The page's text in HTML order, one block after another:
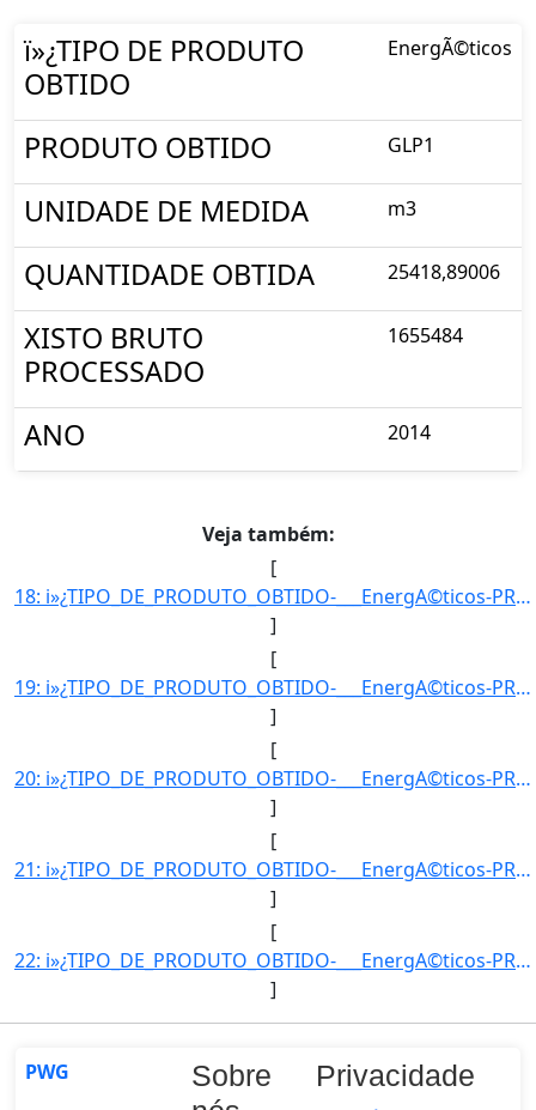
ï»¿TIPO DE PRODUTO
OBTIDO
EnergÃ©ticos
PRODUTO OBTIDO GLP1
UNIDADE DE MEDIDA m3
QUANTIDADE OBTIDA 25418,89006
XISTO BRUTO
PROCESSADO
1655484
ANO 2014
Veja também:
[
18: i»¿TIPO_DE_PRODUTO_OBTIDO-___EnergA©ticos-PRODUTO_OBTIDO-GLP1-UNIDADE_DE_MEDIDA-m3-QUANTIDADE_OBTIDA]
]
[
19: i»¿TIPO_DE_PRODUTO_OBTIDO-___EnergA©ticos-PRODUTO_OBTIDO-GLP1-UNIDADE_DE_MEDIDA-m3-QUANTIDADE_OBTIDA]
]
[
20: i»¿TIPO_DE_PRODUTO_OBTIDO-___EnergA©ticos-PRODUTO_OBTIDO-GLP1-UNIDADE_DE_MEDIDA-m3-QUANTIDADE_OBTIDA]
]
[
21: i»¿TIPO_DE_PRODUTO_OBTIDO-___EnergA©ticos-PRODUTO_OBTIDO-A“leo_combustA­vel-UNIDADE_DE_MEDIDA-m3-QUA]
]
[
22: i»¿TIPO_DE_PRODUTO_OBTIDO-___EnergA©ticos-PRODUTO_OBTIDO-A“leo_combustA­vel-UNIDADE_DE_MEDIDA-m3-QUA]
]
PWG
Sobre
Privacidade